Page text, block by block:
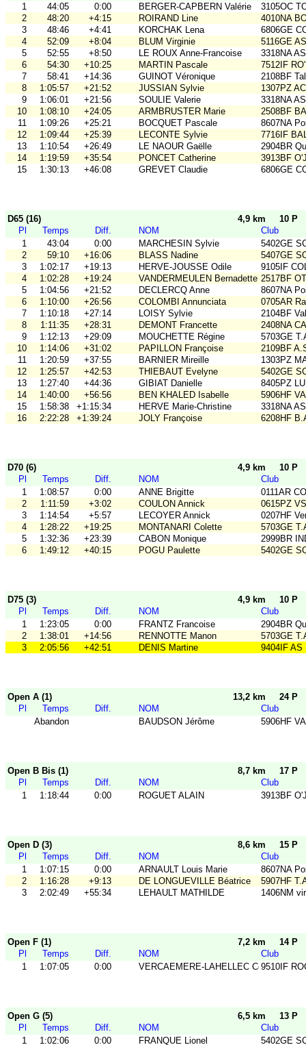
1
44:05 0:00 BERGER-CAPBERN Valérie
3105OC
2
48:20 +4:15 ROIRAND Line
4010NA
3
48:46 +4:41 KORCHAK Lena
6806GE
4
52:09 +8:04 BLUM Virginie
5116GE
5
52:55 +8:50 LE ROUX Anne-Francoise
3318NA
6
54:30 +10:25 MARTIN Pascale
7512IF
7
58:41 +14:36 GUINOT Véronique
2108BF
8
1:05:57 +21:52 JUSSIAN Sylvie
1307PZ
9
1:06:01 +21:56 SOULIE Valerie
3318NA
10
1:08:10 +24:05 ARMBRUSTER Marie
2508BF
11
1:09:26 +25:21 BOCQUET Pascale
8607NA
12
1:09:44 +25:39 LECONTE Sylvie
7716IF
13
1:10:54 +26:49 LE NAOUR Gaëlle
2904BR
14
1:19:59 +35:54 PONCET Catherine
3913BF
15
1:30:13 +46:08 GREVET Claudie 6806GE
D65 (16) 4,9 km
10 P
Pl
Temps Diff. NOM
Club
1
43:04 0:00 MARCHESIN Sylvie
5402GE
2
59:10 +16:06 BLASS Nadine
5407GE
3
1:02:17 +19:13 HERVE-JOUSSE Odile
9105IF
4
1:02:28 +19:24 VANDERMEULEN Bernadette 2517BF
5
1:04:56 +21:52 DECLERCQ Anne
8607NA
6
1:10:00 +26:56 COLOMBI Annunciata
0705AR
7
1:10:18 +27:14 LOISY Sylvie
2104BF
8
1:11:35 +28:31 DEMONT Francette
2408NA
9
1:12:13 +29:09 MOUCHETTE Régine
5703GE
10
1:14:06 +31:02 PAPILLON Françoise
2109BF
11
1:20:59 +37:55 BARNIER Mireille
1303PZ
12
1:25:57 +42:53 THIEBAUT Evelyne
5402GE
13
1:27:40 +44:36 GIBIAT Danielle
8405PZ
14
1:40:00 +56:56 BEN KHALED Isabelle
5906HF
15
1:58:38 +1:15:34 HERVE Marie-Christine
3318NA
16
2:22:28 +1:39:24 JOLY Françoise 6208HF
D70 (6) 4,9 km
10 P
Pl
Temps Diff. NOM
Club
1
1:08:57 0:00 ANNE Brigitte
0111AR
2
1:11:59 +3:02 COULON Annick
0615PZ
3
1:14:54 +5:57 LECOYER Annick
0207HF
4
1:28:22 +19:25 MONTANARI Colette
5703GE
5
1:32:36 +23:39 CABON Monique
2999BR
6
1:49:12 +40:15 POGU Paulette 5402GE
D75 (3) 4,9 km
10 P
Pl
Temps Diff. NOM
Club
1
1:23:05 0:00 FRANTZ Francoise
2904BR
2
1:38:01 +14:56 RENNOTTE Manon
5703GE
3
2:05:56 +42:51 DENIS Martine 9404IF AS
Open A (1) 13,2 km
24 P
Pl
Temps Diff. NOM
Club
Abandon
BAUDSON Jérôme 5906HF
Open B Bis (1) 8,7 km
17 P
Pl
Temps Diff. NOM
Club
1
1:18:44 0:00 ROGUET ALAIN 3913BF
Open D (3) 8,6 km
15 P
Pl
Temps Diff. NOM
Club
1
1:07:15 0:00 ARNAULT Louis Marie
8607NA
2
1:16:28 +9:13 DE LONGUEVILLE Béatrice
5907HF
3
2:02:49 +55:34 LEHAULT MATHILDE 1406NM
Open F (1) 7,2 km
14 P
Pl
Temps Diff. NOM
Club
1
1:07:05 0:00 VERCAEMERE-LAHELLEC Céline
9510IF
Open G (5) 6,5 km
13 P
Pl
Temps Diff. NOM
Club
1
1:02:06 0:00 FRANQUE Lionel 5402GE